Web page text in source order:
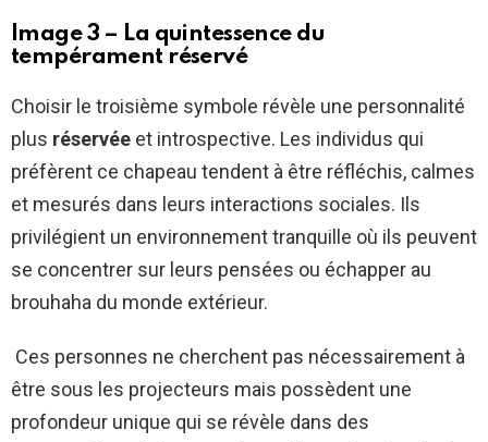
Image 3 – La quintessence du
tempérament réservé
Choisir le troisième symbole révèle une personnalité
plus réservée et introspective. Les individus qui
préfèrent ce chapeau tendent à être réfléchis, calmes
et mesurés dans leurs interactions sociales. Ils
privilégient un environnement tranquille où ils peuvent
se concentrer sur leurs pensées ou échapper au
brouhaha du monde extérieur.
Ces personnes ne cherchent pas nécessairement à
être sous les projecteurs mais possèdent une
profondeur unique qui se révèle dans des